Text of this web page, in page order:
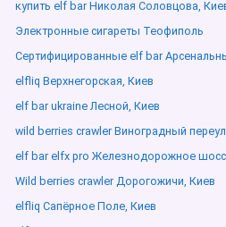
купить elf bar Николая Соловцова,
Электронные сигареты Теофиполь
Сертифицированные elf bar
elfliq Верхнегорская, Киев
elf bar ukraine Лесной, Киев
wild berries crawler Виноградный
elf bar elfx pro Железнодорожное
Wild berries crawler Дорогожичи, Киев
elfliq Сапёрное Поле, Киев